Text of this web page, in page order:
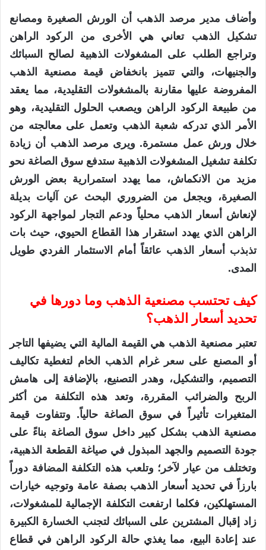
وأضاف مدير مرصد الذهب أن الورش الصغيرة ومصانع
تشكيل الذهب تعاني هي الأخرى من الركود الراهن
وتراجع الطلب على المشغولات الذهبية لصالح السبائك
والجنيهات، والتي تتميز بانخفاض قيمة مصنعية الذهب
المفروضة عليها مقارنة بالمشغولات التقليدية، مما يعقد
من طبيعة الركود الراهن ويصعب الحلول التقليدية، وهو
الأمر الذي تدركه شعبة الذهب وتعمل على معالجته من
خلال ورش عمل مستمرة. ويرى مرصد الذهب أن زيادة
تكلفة تشغيل المشغولات الذهبية ستدفع سوق الصاغة نحو
مزيد من الانكماش، مما يهدد استمرارية بعض الورش
الصغيرة، ويجعل من الضروري البحث عن آليات بديلة
لإنعاش أسعار الذهب محلياً ودعم التجار لمواجهة الركود
الراهن الذي يهدد استقرار هذا القطاع الحيوي، حيث بات
تذبذب أسعار الذهب عائقاً أمام الاستثمار الفردي طويل
المدى.
كيف تحتسب مصنعية الذهب وما دورها في
تحديد أسعار الذهب؟
تعتبر مصنعية الذهب هي القيمة المالية التي يضيفها التاجر
أو المصنع على سعر غرام الذهب الخام لتغطية تكاليف
التصميم، والتشكيل، وهدر التصنيع، بالإضافة إلى هامش
الربح والضرائب المقررة، وتعد هذه التكلفة من أكثر
المتغيرات تأثيراً في سوق الصاغة حالياً. وتتفاوت قيمة
مصنعية الذهب بشكل كبير داخل سوق الصاغة بناءً على
جودة التصميم والجهد المبذول في صياغة القطعة الذهبية،
وتختلف من عيار لآخر؛ وتلعب هذه التكلفة المضافة دوراً
بارزاً في تحديد أسعار الذهب بصفة عامة وتوجيه خيارات
المستهلكين، فكلما ارتفعت التكلفة الإجمالية للمشغولات،
زاد إقبال المشترين على السبائك لتجنب الخسارة الكبيرة
عند إعادة البيع، مما يغذي حالة الركود الراهن في قطاع